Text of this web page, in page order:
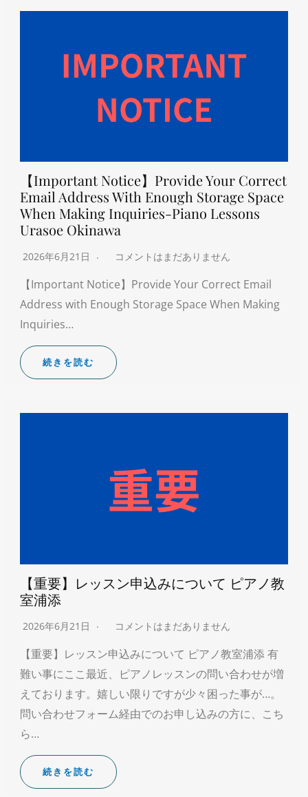
【Important Notice】Provide Your Correct
Email Address With Enough Storage Space
When Making Inquiries-Piano Lessons
Urasoe Okinawa
2026年6月21日 コメントはまだありません
【Important Notice】Provide Your Correct Email
Address with Enough Storage Space When Making
Inquiries…
続きを読む
【重要】レッスン申込みについて ピアノ教
室浦添
2026年6月21日 コメントはまだありません
【重要】レッスン申込みについて ピアノ教室浦添 有
難い事にここ最近、ピアノレッスンの問い合わせが増
えております。嬉しい限りですが少々困った事が…。
問い合わせフォーム経由でのお申し込みの方に、こち
ら…
続きを読む